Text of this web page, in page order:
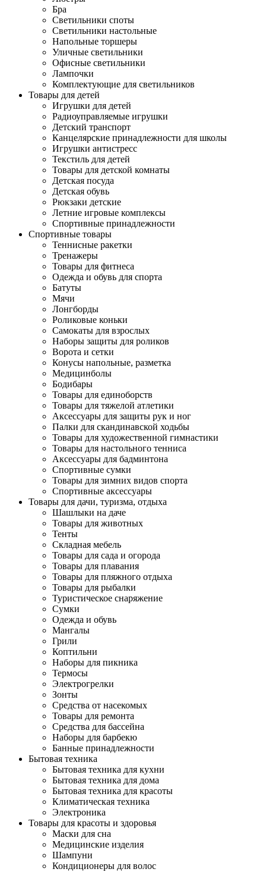
Бра
Светильники споты
Светильники настольные
Напольные торшеры
Уличные светильники
Офисные светильники
Лампочки
Комплектующие для светильников
Товары для детей
Игрушки для детей
Радиоуправляемые игрушки
Детский транспорт
Канцелярские принадлежности для школы
Игрушки антистресс
Текстиль для детей
Товары для детской комнаты
Детская посуда
Детская обувь
Рюкзаки детские
Летние игровые комплексы
Спортивные принадлежности
Спортивные товары
Теннисные ракетки
Тренажеры
Товары для фитнеса
Одежда и обувь для спорта
Батуты
Мячи
Лонгборды
Роликовые коньки
Самокаты для взрослых
Наборы защиты для роликов
Ворота и сетки
Конусы напольные, разметка
Медицинболы
Бодибары
Товары для единоборств
Товары для тяжелой атлетики
Аксессуары для защиты рук и ног
Палки для скандинавской ходьбы
Товары для художественной гимнастики
Товары для настольного тенниса
Аксессуары для бадминтона
Спортивные сумки
Товары для зимних видов спорта
Спортивные аксессуары
Товары для дачи, туризма, отдыха
Шашлыки на даче
Товары для животных
Тенты
Складная мебель
Товары для сада и огорода
Товары для плавания
Товары для пляжного отдыха
Товары для рыбалки
Туристическое снаряжение
Сумки
Одежда и обувь
Мангалы
Грили
Коптильни
Наборы для пикника
Термосы
Электрогрелки
Зонты
Средства от насекомых
Товары для ремонта
Средства для бассейна
Наборы для барбекю
Банные принадлежности
Бытовая техника
Бытовая техника для кухни
Бытовая техника для дома
Бытовая техника для красоты
Климатическая техника
Электроника
Товары для красоты и здоровья
Маски для сна
Медицинские изделия
Шампуни
Кондиционеры для волос